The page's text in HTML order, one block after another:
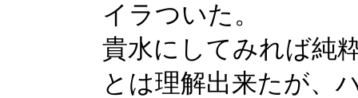
イラついた。
貴水にしてみれば純
とは理解出来たが、